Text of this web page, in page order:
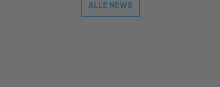
ALLE NEWS